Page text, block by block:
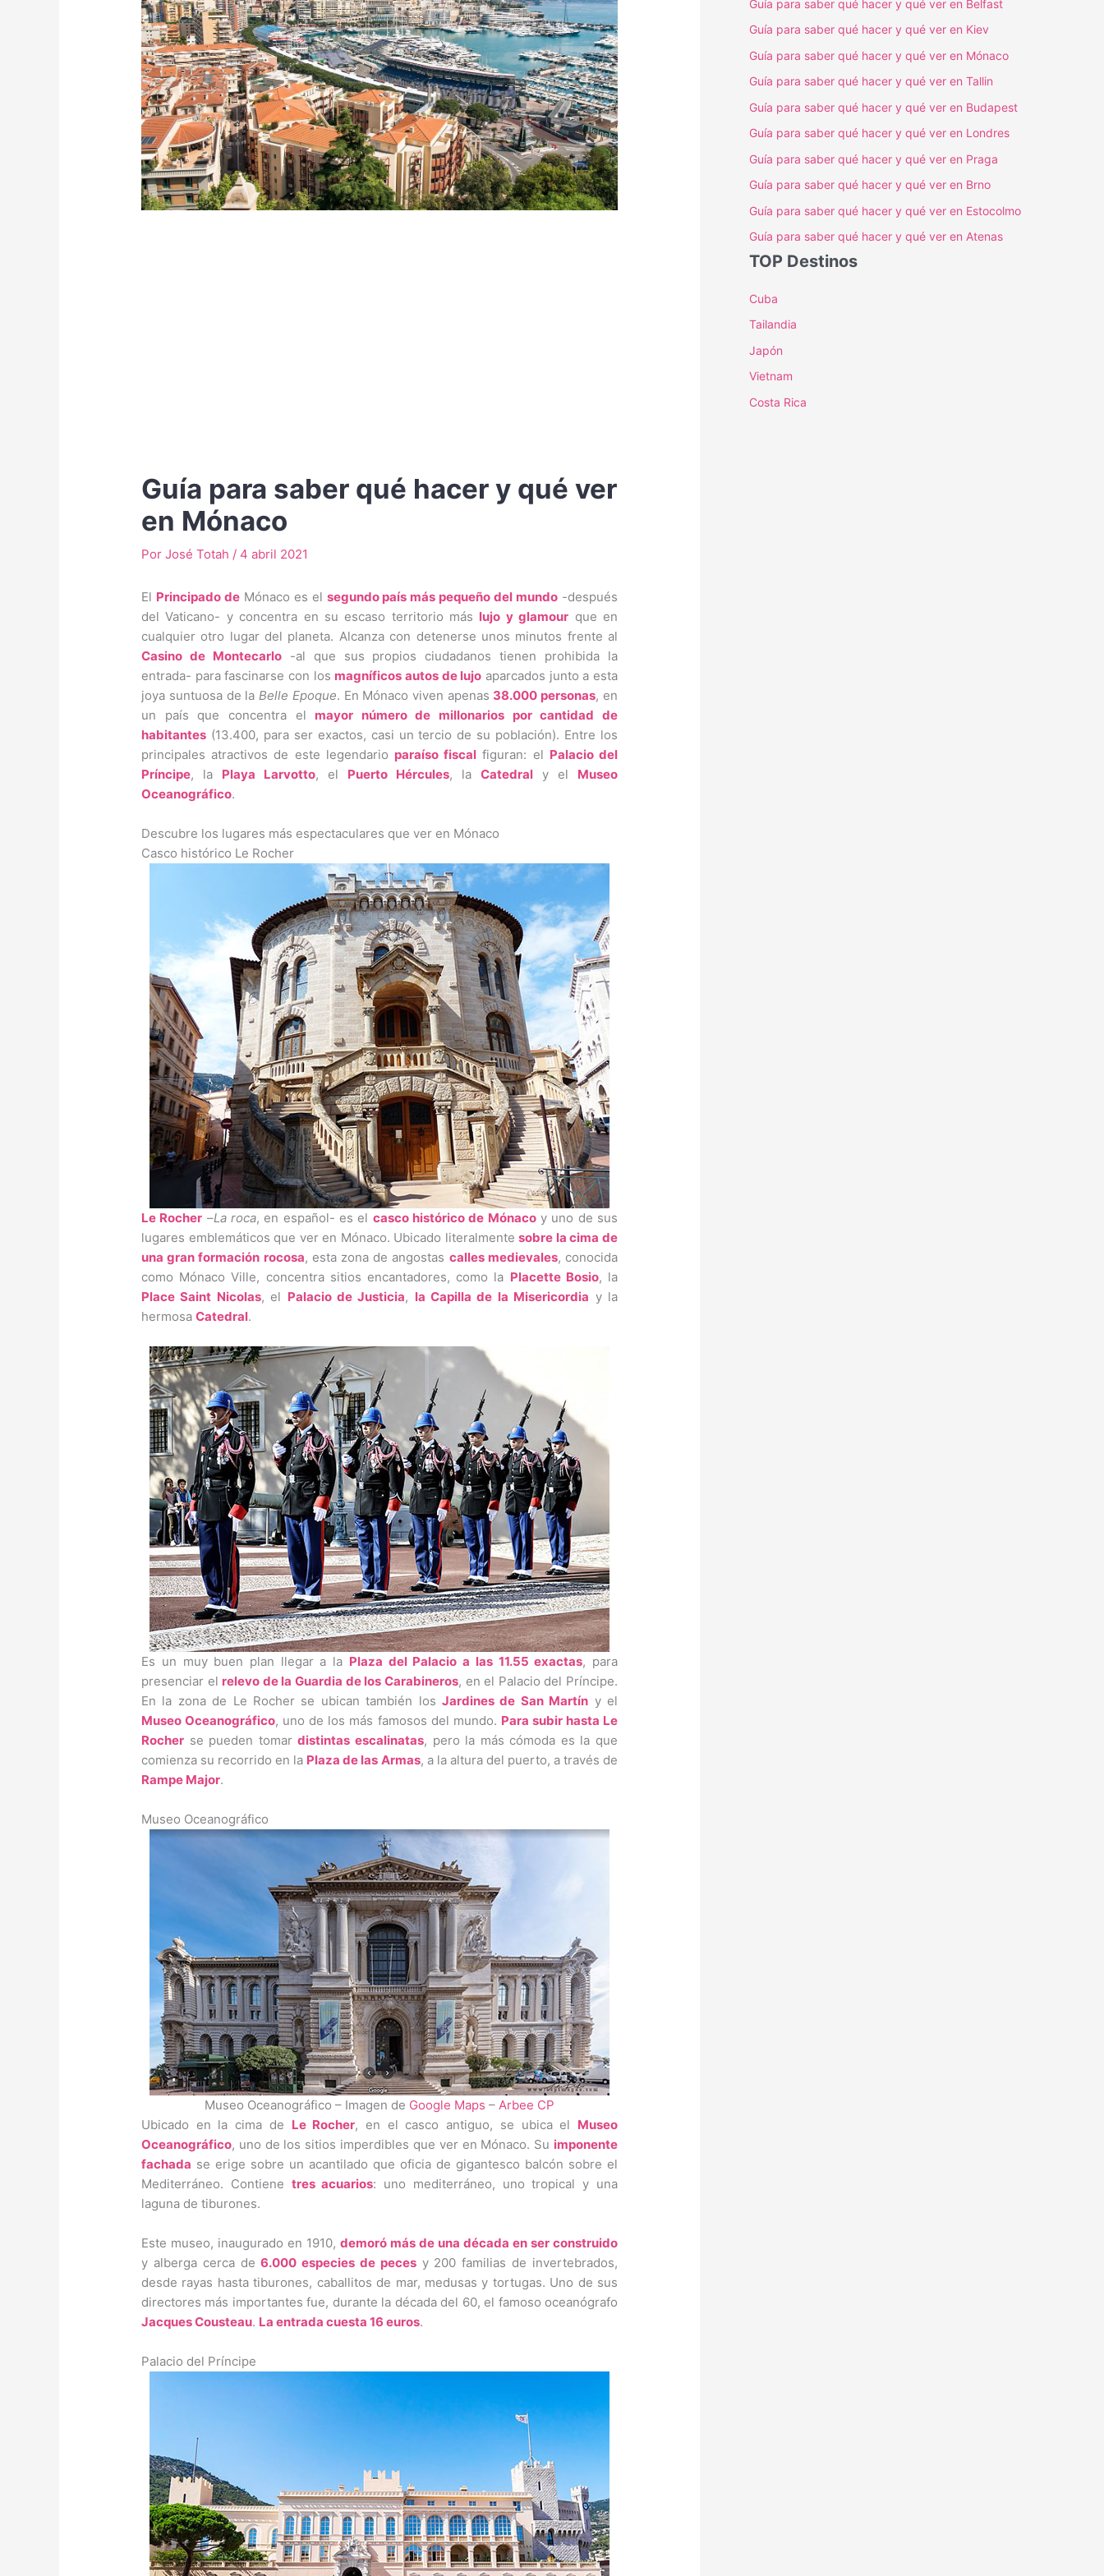
Guía para saber qué hacer y qué ver
en Mónaco
PorJosé Totah / 4 abril 2021
El Principado deMónaco es el segundo país más pequeño del mundo -después
del Vaticano- y concentra en su escaso territorio más lujo y glamour que en
cualquier otro lugar del planeta. Alcanza con detenerse unos minutos frente al
Casino de Montecarlo-al que sus propios ciudadanos tienen prohibida la
entrada- para fascinarse con los magníficos autos de lujo aparcados junto a esta
joya suntuosa de laBelle Epoque. En Mónaco viven apenas 38.000 personas, en
un país que concentra el mayor número de millonarios por cantidad de
habitantes (13.400, para ser exactos, casi un tercio de su población). Entre los
principales atractivos de este legendario paraíso fiscal figuran: el Palacio del
Príncipe, la Playa Larvotto, el Puerto Hércules, la Catedral y el Museo
Oceanográfico.
Descubre los lugares más espectaculares que ver en Mónaco
Casco histórico Le Rocher
Le Rocher –La roca, en español- es el casco histórico de Mónacoy uno de sus
lugares emblemáticos que ver en Mónaco. Ubicado literalmentesobre la cima de
una gran formación rocosa, esta zona de angostas calles medievales, conocida
como Mónaco Ville, concentra sitios encantadores, como la Placette Bosio, la
Place Saint Nicolas, el Palacio de Justicia, la Capilla de la Misericordia y la
hermosaCatedral.
Es un muy buen plan llegar a la Plaza del Palacio a las 11.55 exactas, para
presenciar el relevo de la Guardia de los Carabineros, en el Palacio del Príncipe.
En la zona de Le Rocher se ubican también los Jardines de San Martín y el
Museo Oceanográfico, uno de los más famosos del mundo. Para subir hasta Le
Rocher se pueden tomardistintas escalinatas, pero la más cómoda es la que
comienza su recorrido en la Plaza de las Armas, a la altura del puerto, a través de
Rampe Major.
Museo Oceanográfico
Museo Oceanográfico – Imagen de Google Maps – Arbee CP
Ubicado en la cima de Le Rocher, en el casco antiguo, se ubica el Museo
Oceanográfico, uno de los sitios imperdibles que ver en Mónaco. Su imponente
fachada se erige sobre un acantilado que oficia de gigantesco balcón sobre el
Mediterráneo. Contiene tres acuarios: uno mediterráneo, uno tropical y una
laguna de tiburones.
Este museo, inaugurado en 1910,demoró más de una década en ser construido
y alberga cerca de6.000 especies de pecesy 200 familias de invertebrados,
desde rayas hasta tiburones, caballitos de mar, medusas y tortugas. Uno de sus
directores más importantes fue, durante la década del 60, el famoso oceanógrafo
Jacques Cousteau. La entrada cuesta 16 euros.
Palacio del Príncipe
Guía para saber qué hacer y qué ver en Belfast
Guía para saber qué hacer y qué ver en Kiev
Guía para saber qué hacer y qué ver en Mónaco
Guía para saber qué hacer y qué ver en Tallin
Guía para saber qué hacer y qué ver en Budapest
Guía para saber qué hacer y qué ver en Londres
Guía para saber qué hacer y qué ver en Praga
Guía para saber qué hacer y qué ver en Brno
Guía para saber qué hacer y qué ver en Estocolmo
Guía para saber qué hacer y qué ver en Atenas
TOP Destinos
Cuba
Tailandia
Japón
Vietnam
Costa Rica